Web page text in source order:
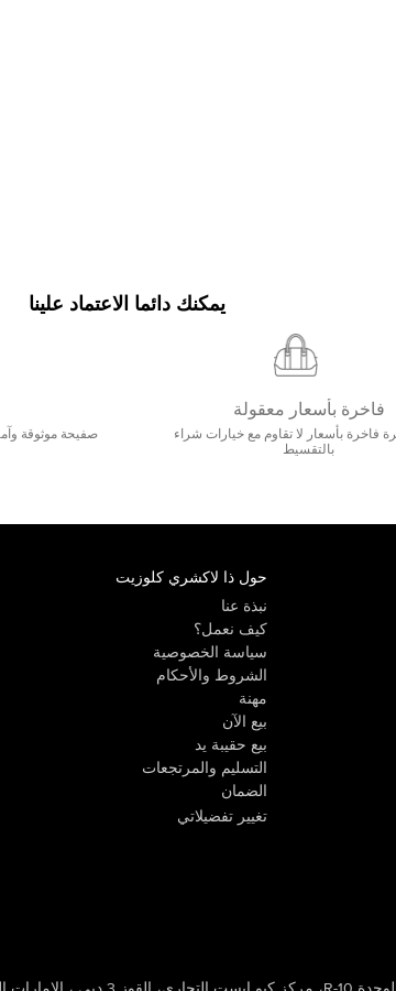
يمكنك دائما الاعتماد علينا
فاخرة بأسعار معقولة
فاخرة بأسعار لا تقاوم مع خيارات شراء
بالتقسيط
حول ذا لاكشري كلوزيت
نبذة عنا
كيف نعمل؟
سياسة الخصوصية
الشروط والأحكام
مهنة
بيع الآن
بيع حقيبة يد
التسليم والمرتجعات
الضمان
تغيير تفضيلاتي